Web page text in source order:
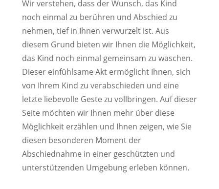
Wir verstehen, dass der Wunsch, das Kind
noch einmal zu berühren und Abschied zu
nehmen, tief in Ihnen verwurzelt ist. Aus
diesem Grund bieten wir Ihnen die Möglichkeit,
das Kind noch einmal gemeinsam zu waschen.
Dieser einfühlsame Akt ermöglicht Ihnen, sich
von Ihrem Kind zu verabschieden und eine
letzte liebevolle Geste zu vollbringen. Auf dieser
Seite möchten wir Ihnen mehr über diese
Möglichkeit erzählen und Ihnen zeigen, wie Sie
diesen besonderen Moment der
Abschiednahme in einer geschützten und
unterstützenden Umgebung erleben können.